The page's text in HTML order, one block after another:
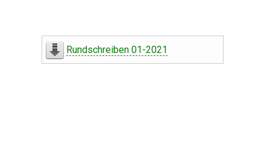
Rundschreiben 01-2021